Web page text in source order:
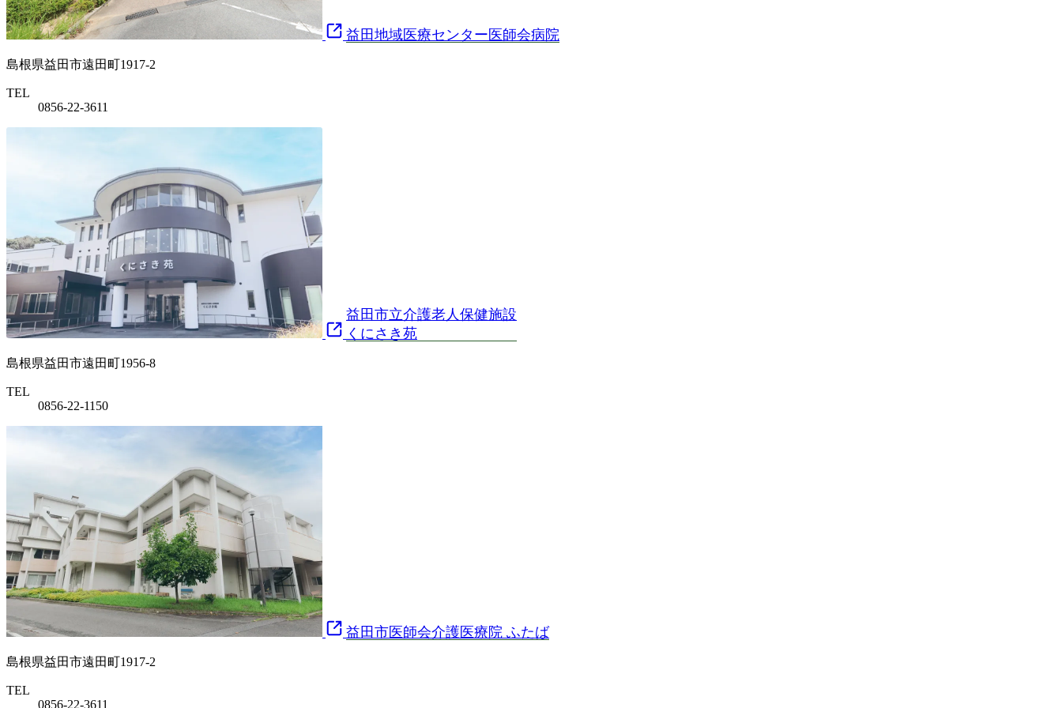
益田地域医療センター医師会病院
島根県益田市遠田町1917-2
TEL
0856-22-3611
益田市立介護老人保健施設
くにさき苑
島根県益田市遠田町1956-8
TEL
0856-22-1150
益田市医師会介護医療院 ふたば
島根県益田市遠田町1917-2
TEL
0856-22-3611